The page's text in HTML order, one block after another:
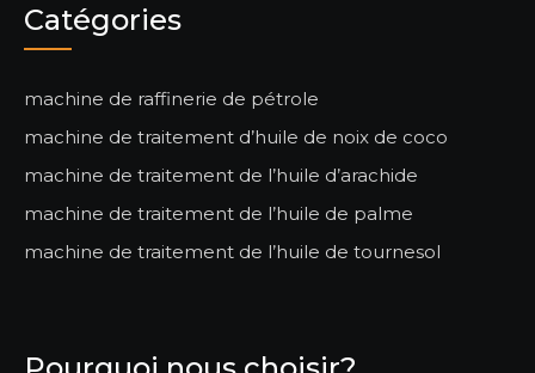
Catégories
machine de raffinerie de pétrole
machine de traitement d’huile de noix de coco
machine de traitement de l’huile d’arachide
machine de traitement de l’huile de palme
machine de traitement de l’huile de tournesol